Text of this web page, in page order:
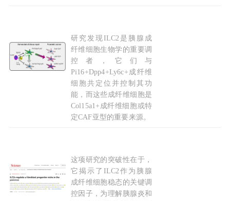
Science论文揭示胰腺“修复-癌变”双面轴：ILC2
研究发现ILC2是胰腺成
纤维细胞生物学的重要调
控者，它们与
Pi16+Dpp4+Ly6c+成纤维
细胞共定位并控制其功
能，而这些成纤维细胞是
Col15a1+成纤维细胞或特
定CAF亚型的重要来源。
胰腺里的“免疫指挥官”：《Science》揭示ILC2
这项研究的突破性在于，
它揭示了ILC2作为胰腺
成纤维细胞稳态的关键调
控因子，为理解胰腺炎和